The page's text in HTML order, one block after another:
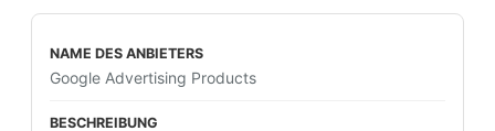
Google Advertising Products